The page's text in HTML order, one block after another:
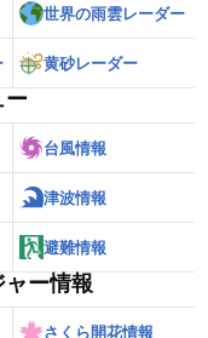
世界の雨雲レーダー
黄砂レーダー
ー
台風情報
津波情報
避難情報
ャー情報
さくら開花情報